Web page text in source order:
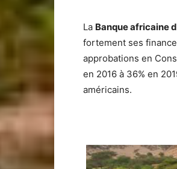
La Banque africaine
fortement ses
approbations en
en 2016 à 36% en
américains.